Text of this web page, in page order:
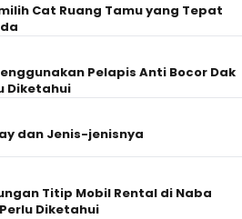
Cat Ruang Tamu yang Tepat
Pelapis Anti Bocor Dak
Diketahui
dan Jenis-jenisnya
Titip Mobil Rental di Naba
Diketahui